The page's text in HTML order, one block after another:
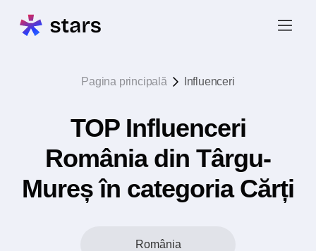
Pagina principală Influenceri
TOP Influenceri
România din Târgu-
Mureș în categoria Cărți
România